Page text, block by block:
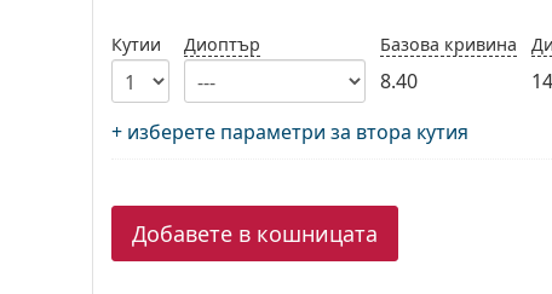
Кутии Диоптър Базова кривина
8.40
+ изберете параметри за втора кутия
Добавете в кошницата